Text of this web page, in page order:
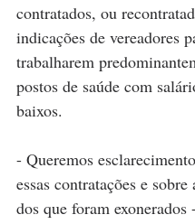
contratados, ou
indicações de vereadores
trabalharem
postos de saúde com
baixos.
- Queremos
essas contratações e sobre
dos que foram exonerados